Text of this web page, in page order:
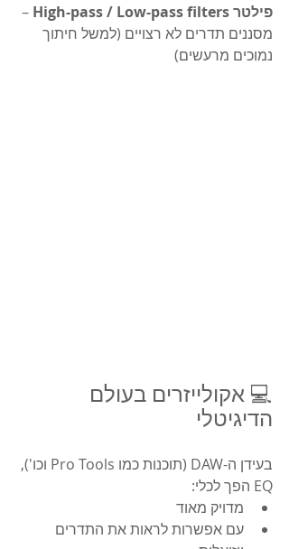
פילטר High-pass / Low-pass filters
–
מסננים תדרים לא רצויים (למשל חיתוך
נמוכים מרעשים)
💻 אקולייזרים בעולם
הדיגיטלי
בעידן ה-DAW (תוכנות כמו Pro Tools וכו'),
EQ הפך לכלי:
מדויק מאוד
עם אפשרות לראות את התדרים